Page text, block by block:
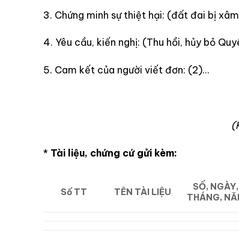
3. Chứng minh sự thiệt hại: (đất đai bị
4. Yêu cầu, kiến nghị: (Thu hồi, hủy bỏ
5. Cam kết của người viết đơn: (2)…
* Tài liệu, chứng cứ gửi kèm:
Số TT TÊN TÀI LIỆU SỐ, NGÀY,
THÁNG,